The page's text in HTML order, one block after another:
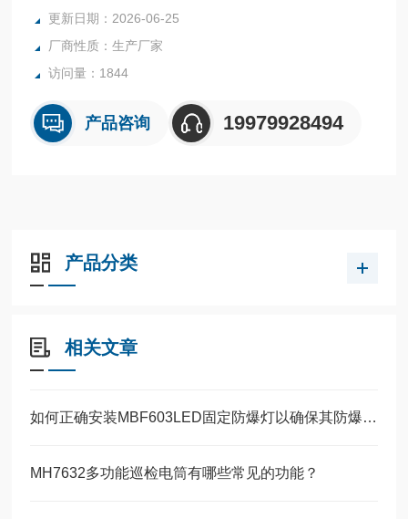
也能用于各种室内外工作场所、铁路、钢铁、*、航空航天，*
用的需要。
更新日期：2026-06-25
厂商性质：生产厂家
访问量：1844
产品咨询 19979928494
产品分类
相关文章
如何正确安装MBF603LED固定防爆灯以确保其防爆性能？
MH7632多功能巡检电筒有哪些常见的功能？